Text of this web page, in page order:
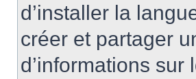
d’installer la
créer et partager
d’informations